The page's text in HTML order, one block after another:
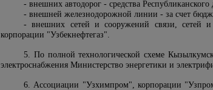
- внешних автодорог - средства
- внешней железнодорожной линии - за счет
- внешних сетей и сооружений связи, сетей и
корпорации "Узбекнефтегаз".
5. По полной технологической схеме
электроснабжения Министерство энергетики и
6. Ассоциации "Узхимпром", корпорации